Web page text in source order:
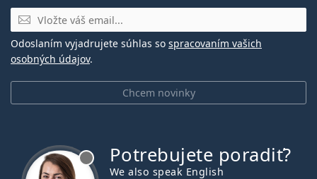
E-mail
Chcem novinky
Odoslaním vyjadrujete súhlas so spracovaním vašich
osobných údajov.
Potrebujete poradiť?
We also speak English